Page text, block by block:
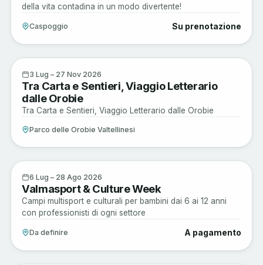
della vita contadina in un modo divertente!
Caspoggio Su prenotazione
Arte e Cultura
3 Lug – 27 Nov 2026
Tra Carta e Sentieri, Viaggio Letterario
dalle Orobie
Tra Carta e Sentieri, Viaggio Letterario dalle Orobie
Parco delle Orobie Valtellinesi
Musica e Spettacoli
6 Lug – 28 Ago 2026
Valmasport & Culture Week
Campi multisport e culturali per bambini dai 6 ai 12 anni
con professionisti di ogni settore
Da definire A pagamento